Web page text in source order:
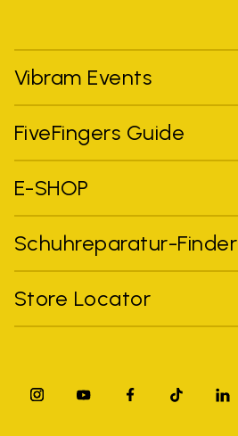
Vibram Events
FiveFingers Guide
E-SHOP
Schuhreparatur-Finder
Store Locator